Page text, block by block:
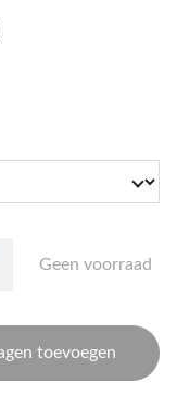
Geen voorraad
toevoegen